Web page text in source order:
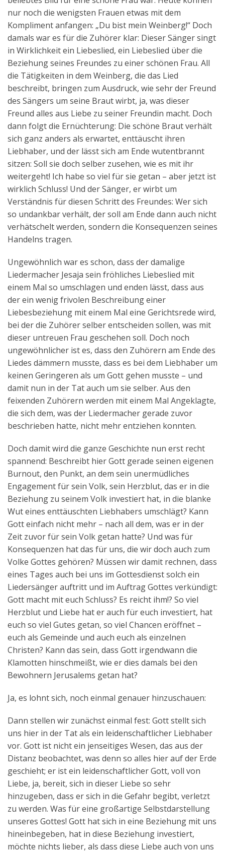
nur noch die wenigsten Frauen etwas mit dem
Kompliment anfangen: „Du bist mein Weinberg!“ Doch
damals war es für die Zuhörer klar: Dieser Sänger singt
in Wirklichkeit ein Liebeslied, ein Liebeslied über die
Beziehung seines Freundes zu einer schönen Frau. All
die Tätigkeiten in dem Weinberg, die das Lied
beschreibt, bringen zum Ausdruck, wie sehr der Freund
des Sängers um seine Braut wirbt, ja, was dieser
Freund alles aus Liebe zu seiner Freundin macht. Doch
dann folgt die Ernüchterung: Die schöne Braut verhält
sich ganz anders als erwartet, enttäuscht ihren
Liebhaber, und der lässt sich am Ende wutentbrannt
sitzen: Soll sie doch selber zusehen, wie es mit ihr
weitergeht! Ich habe so viel für sie getan – aber jetzt ist
wirklich Schluss! Und der Sänger, er wirbt um
Verständnis für diesen Schritt des Freundes: Wer sich
so undankbar verhält, der soll am Ende dann auch nicht
verhätschelt werden, sondern die Konsequenzen seines
Handelns tragen.
Ungewöhnlich war es schon, dass der damalige
Liedermacher Jesaja sein fröhliches Liebeslied mit
einem Mal so umschlagen und enden lässt, dass aus
der ein wenig frivolen Beschreibung einer
Liebesbeziehung mit einem Mal eine Gerichtsrede wird,
bei der die Zuhörer selber entscheiden sollen, was mit
dieser untreuen Frau geschehen soll. Doch noch
ungewöhnlicher ist es, dass den Zuhörern am Ende des
Liedes dämmern musste, dass es bei dem Liebhaber um
keinen Geringeren als um Gott gehen musste – und
damit nun in der Tat auch um sie selber. Aus den
feixenden Zuhörern werden mit einem Mal Angeklagte,
die sich dem, was der Liedermacher gerade zuvor
beschrieben hatte, nicht mehr entziehen konnten.
Doch damit wird die ganze Geschichte nun erst recht
spannend: Beschreibt hier Gott gerade seinen eigenen
Burnout, den Punkt, an dem sein unermüdliches
Engagement für sein Volk, sein Herzblut, das er in die
Beziehung zu seinem Volk investiert hat, in die blanke
Wut eines enttäuschten Liebhabers umschlägt? Kann
Gott einfach nicht mehr – nach all dem, was er in der
Zeit zuvor für sein Volk getan hatte? Und was für
Konsequenzen hat das für uns, die wir doch auch zum
Volke Gottes gehören? Müssen wir damit rechnen, dass
eines Tages auch bei uns im Gottesdienst solch ein
Liedersänger auftritt und im Auftrag Gottes verkündigt:
Gott macht mit euch Schluss? Es reicht ihm!? So viel
Herzblut und Liebe hat er auch für euch investiert, hat
euch so viel Gutes getan, so viel Chancen eröffnet –
euch als Gemeinde und auch euch als einzelnen
Christen? Kann das sein, dass Gott irgendwann die
Klamotten hinschmeißt, wie er dies damals bei den
Bewohnern Jerusalems getan hat?
Ja, es lohnt sich, noch einmal genauer hinzuschauen:
Dann stellen wir zunächst einmal fest: Gott stellt sich
uns hier in der Tat als ein leidenschaftlicher Liebhaber
vor. Gott ist nicht ein jenseitiges Wesen, das aus der
Distanz beobachtet, was denn so alles hier auf der Erde
geschieht; er ist ein leidenschaftlicher Gott, voll von
Liebe, ja, bereit, sich in dieser Liebe so sehr
hinzugeben, dass er sich in die Gefahr begibt, verletzt
zu werden. Was für eine großartige Selbstdarstellung
unseres Gottes! Gott hat sich in eine Beziehung mit uns
hineinbegeben, hat in diese Beziehung investiert,
möchte nichts lieber, als dass diese Liebe auch von uns